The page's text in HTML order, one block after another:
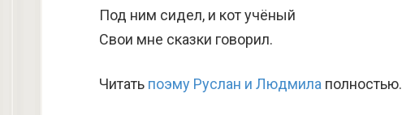
Под ним сидел, и кот учёный
Свои мне сказки говорил.
Читать поэму Руслан и Людмила полностью.